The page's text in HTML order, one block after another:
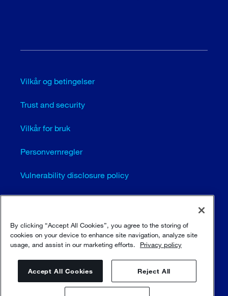
Vilkår og betingelser
Trust and security
Vilkår for bruk
Personvernregler
Vulnerability disclosure policy
Cookie settings (EN)
Sitemap
© Sulzer Ltd 1996 - 2025
By clicking “Accept All Cookies”, you agree to the storing of
cookies on your device to enhance site navigation, analyze site
usage, and assist in our marketing efforts.
Privacy policy
Accept All Cookies Reject All